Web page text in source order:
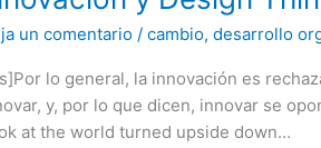
un comentario /cambio,desarrollo
lo general, la innovación es
y, por lo que dicen, innovar se
at the world turned upside down…